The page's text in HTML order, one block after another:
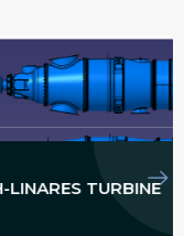
TURBINE